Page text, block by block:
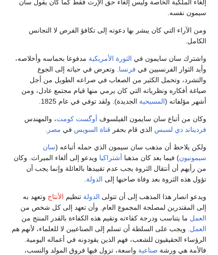
إلغاء الملكية الخاصة وليس إلغاء حق الإرث فقط كما كان يقول سان
سيمون نفسه.
ومن الآراء التي كان يبشر بها دعوته إلى تكافؤ الفرص لا التجانس
الكامل.
واشترك سان سايمون في الثورة الأمريكية مدفوعا بحماسه وأخلاصه،
وأيد الثوار الفرنسيين في فرنسا. وتعرض في حياته إلى الجوع
والتشرد، وتحمل الكثير من الصعاب في صراعه الطويل من أجل
صياغة أفكاره ونظرياته التي كان يرمي منها قيام مجتمع عادل، ومن
أشهر مؤلفاته (المسيحية الجديدة). ولقد توفي في عام 1825.
وكان من أتباع سان سايمون الفيلسوف أوگست كومت، والمهندس
فرديناند دي لسبس الذي قام بحفر قناة السويس في مصر .
ولكن يلاحظ أن مذهب سان سيمون الذي حمله أتباعه (سان
سيمونيون) فيما بعد كان مذهبا أشتراكيا ويدعو إلى ألغاء الميراث. وكان
من رأيهم أن أنتقال الثروة يجب عدم تقييدها بالعائلة وإنما يجب أن
تؤول هذه الثروة بعد وفاة صاحبها إلى الدولة.
ويدعو انصار هذا المذهب إلى أن تتولى الدولة تنظيم الأنتاج وتعهد به
إلى المقتدرين لمصلحة المجموع العام. وأن تعهد إلى كل شخص من
العمل ما يتناسب ودرجة كفاءته وتقيم هذه الكفاءة بالقدر المنتج من
العمل. ويجب على السلطة أن تسلم إلى الصناعيين لا للعلماء، لأنهم هم
الرؤساء الحقيقيون للشعب، فهم الذين يقودونه في أعماله اليومية.
فالأمة هي ورشة صناعية واسعة، تزول فيها فروق المولد والنسب،